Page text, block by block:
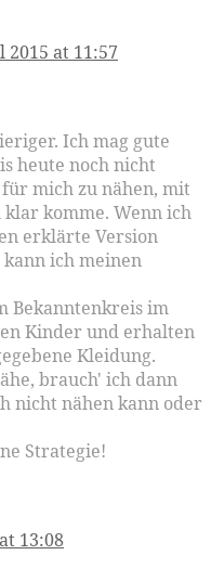
2015 at 11:57
Ich mag gute
heute noch nicht
mich zu nähen, mit
komme. Wenn ich
erklärte Version
ich meinen
Bekanntenkreis im
Kinder und erhalten
Kleidung.
brauch' ich dann
nicht nähen kann oder
Strategie!
13:08